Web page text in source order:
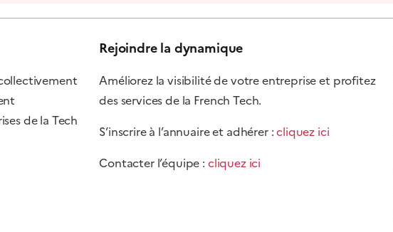
de la Tech
Rejoindre la dynamique
Améliorez la visibilité de votre entreprise et profitez
des services de la French Tech.
S’inscrire à l’annuaire et adhérer :cliquez ici
Contacter l’équipe : cliquez ici